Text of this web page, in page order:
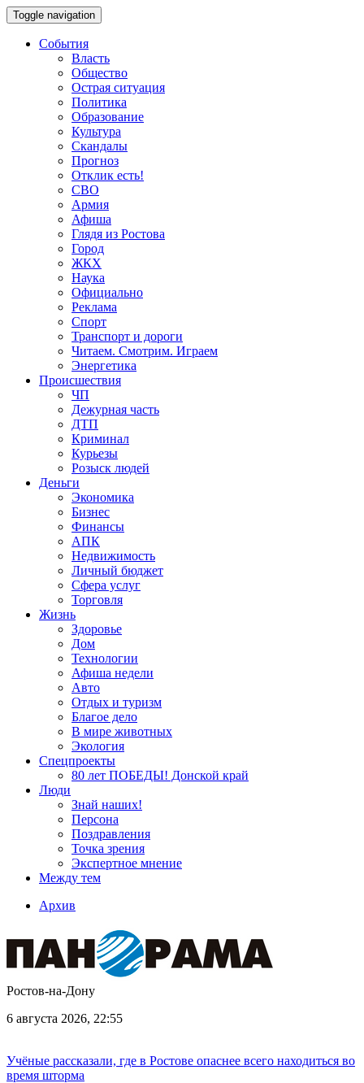
Toggle navigation
События
Власть
Общество
Острая ситуация
Политика
Образование
Культура
Скандалы
Прогноз
Отклик есть!
СВО
Армия
Афиша
Глядя из Ростова
Город
ЖКХ
Наука
Официально
Реклама
Спорт
Транспорт и дороги
Читаем. Смотрим. Играем
Энергетика
Происшествия
ЧП
Дежурная часть
ДТП
Криминал
Курьезы
Розыск людей
Деньги
Экономика
Бизнес
Финансы
АПК
Недвижимость
Личный бюджет
Сфера услуг
Торговля
Жизнь
Здоровье
Дом
Технологии
Афиша недели
Авто
Отдых и туризм
Благое дело
В мире животных
Экология
Спецпроекты
80 лет ПОБЕДЫ! Донской край
Люди
Знай наших!
Персона
Поздравления
Точка зрения
Экспертное мнение
Между тем
Архив
Ростов-на-Дону
6 августа 2026, 22:55
Учёные рассказали, где в Ростове опаснее всего находиться во
время шторма